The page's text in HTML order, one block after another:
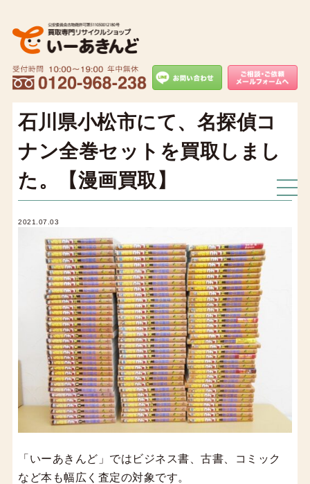
石川県小松市にて、名探偵コ
ナン全巻セットを買取しまし
た。【漫画買取】
2021.07.03
「いーあきんど」ではビジネス書、古書、コミック
など本も幅広く査定の対象です。